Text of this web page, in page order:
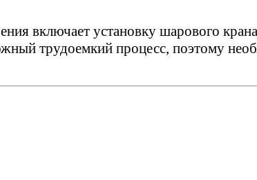
включает установку шарового
трудоемкий процесс, поэтому